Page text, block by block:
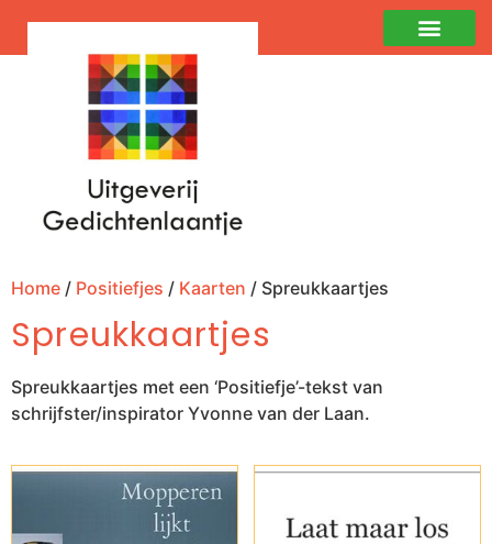
Home / Positiefjes / Kaarten / Spreukkaartjes
Spreukkaartjes
Spreukkaartjes met een ‘Positiefje’-tekst van
schrijfster/inspirator Yvonne van der Laan.